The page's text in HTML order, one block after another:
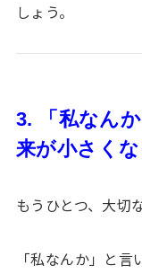
しょう。
3. 「私なん
来が小さく
もうひとつ、大切
「私なんか」と言